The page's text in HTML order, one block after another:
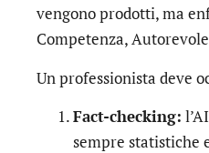
vengono prodotti, ma
Competenza,
Un professionista deve
Fact-checking:
sempre statistiche